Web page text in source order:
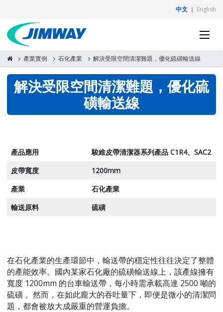
中文 ｜ English
產業實例 石化產業 解決受限空間清潔難題，優化硫磺輸送線
解決受限空間清潔難題，優化硫
磺輸送線
產品應用
駿維皮帶清潔器系列產品 C1R4、SAC2
皮帶寬度
1200mm
產業
石化產業
輸送原料
硫磺
在石化產業的生產環節中，輸送帶的穩定性往往決定了整體
的產能效率。國內某家石化廠的硫磺輸送線上，該產線擁有
寬度 1200mm 的台車輸送帶，每小時需承載高達 2500 噸的
硫磺 。然而，在如此龐大的吞吐量下，即便是微小的清潔問
題，都會被放大成嚴重的營運負擔。